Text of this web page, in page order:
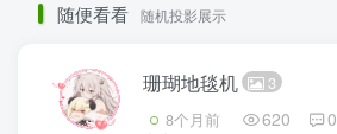
随便看看 随机投影展示
珊瑚地毯机 3
8个月前
620
0